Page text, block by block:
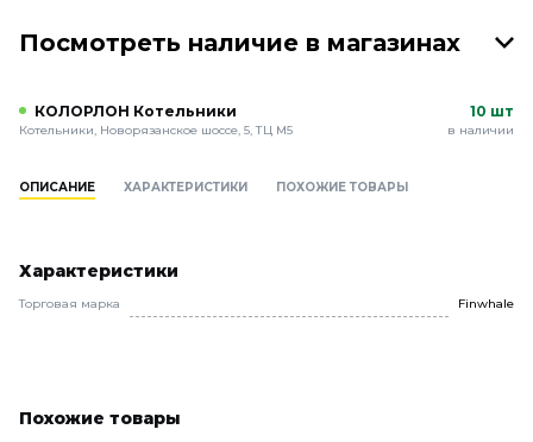
Посмотреть наличие в магазинах
КОЛОРЛОН Котельники
Котельники, Новорязанское шоссе, 5, ТЦ М5
10 шт
в наличии
ОПИСАНИЕ ХАРАКТЕРИСТИКИ ПОХОЖИЕ ТОВАРЫ
Характеристики
Торговая марка Finwhale
Похожие товары